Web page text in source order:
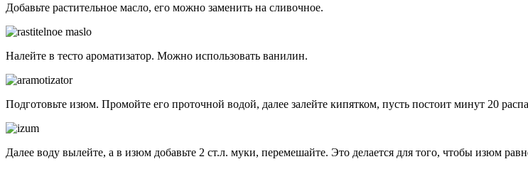
Добавьте растительное масло, его можно заменить на сливочное.
Налейте в тесто ароматизатор. Можно использовать ванилин.
Подготовьте изюм. Промойте его проточной водой, далее залейте кипятком, пусть постоит минут 20
Далее воду вылейте, а в изюм добавьте 2 ст.л. муки, перемешайте. Это делается для того, чтобы изюм